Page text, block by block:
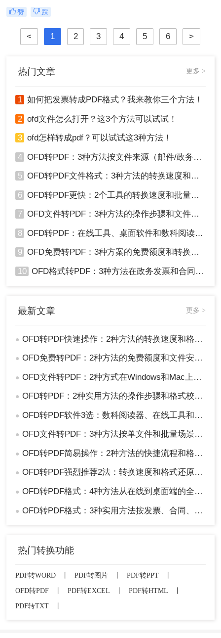
吧，相对于ofd文件来说，打印不乱
码，打开也方便，所以当我们接触到
ofd文件的时候，就可以将ofd文件转
换为pdf文件了，下面就将ofd转pdf文
件的方法分享给大家，一起来看看
赞 踩
< 1 2 3 4 5 6 >
热门文章 更多 >
1 如何把发票转成PDF格式？我来教你三个方法！
2 ofd文件怎么打开？这3个方法可以试试！
3 ofd怎样转成pdf？可以试试这3种方法！
4 OFD转PDF：3种方法按文件来源（邮件/政务平台/扫描件）选！
5 OFD转PDF文件格式：3种方法的转换速度和格式保留对比！
6 OFD转PDF更快：2个工具的转换速度和批量处理能力对比！
7 OFD文件转PDF：3种方法的操作步骤和文件大小限制！
8 OFD转PDF：在线工具、桌面软件和数科阅读器，哪个更适合你！
9 OFD免费转PDF：3种方案的免费额度和转换效果实测！
10 OFD格式转PDF：3种方法在政务发票和合同上的转换精度差异！
最新文章 更多 >
● OFD转PDF快速操作：2种方法的转换速度和格式完整性对比！
● OFD免费转PDF：2种方法的免费额度和文件安全对比！
● OFD文件转PDF：2种方式在Windows和Mac上的操作差异！
● OFD转PDF：2种实用方法的操作步骤和格式校验要点！
● OFD转PDF软件3选：数科阅读器、在线工具和专业转换器各适合谁！
● OFD文件转PDF：3种方法按单文件和批量场景选！
● OFD转PDF简易操作：2种方法的快捷流程和格式校验！
● OFD转PDF强烈推荐2法：转换速度和格式还原度实测！
● OFD转PDF格式：4种方法从在线到桌面端的全路径对比！
● OFD转PDF格式：3种实用方法按发票、合同、报告3种文件选！
热门转换功能
PDF转WORD PDF转图片 PDF转PPT
OFD转PDF
PDF转EXCEL PDF转HTML
PDF转TXT